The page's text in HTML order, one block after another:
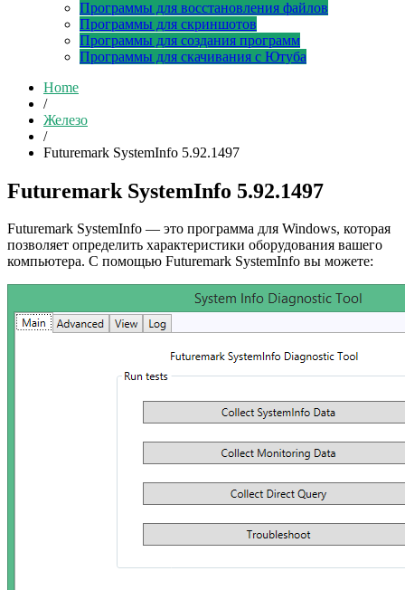
Программы для восстановления файлов
Программы для скриншотов
Программы для создания программ
Программы для скачивания с Ютуба
Home
/
Железо
/
Futuremark SystemInfo 5.92.1497
Futuremark SystemInfo 5.92.1497
Futuremark SystemInfo — это программа для Windows, которая
позволяет определить характеристики оборудования вашего
компьютера. С помощью Futuremark SystemInfo вы можете: